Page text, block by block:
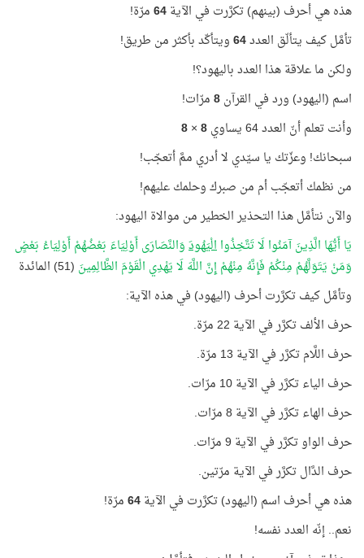
هذه هي أحرف (بينهم) تكرَّرت في الآية64مرّة!
تأمَّل كيف يتألّق العدد64ويتأكّد بأكثر من طريق!
ولكن ما علاقة هذا العدد باليهود؟!
اسم (اليهود) ورد في القرآن8مرّات!
وأنت تعلم أنّ العدد 64 يساوي
8
×
8
سبحانك! وعزّتك يا سيّدي لا أدري ممَّ أتعجّب!
من نظمك أتعجّب أم من صبرك وحلمك عليهم!
والآن نتأمَّل هذا التحذير الخطير من موالاة اليهود:
يَا أَيُّهَا الَّذِينَ آمَنُوا لَا تَتَّخِذُواالْيَهُودَوَالنَّصَارَى أَوْلِيَاءَ بَعْضُهُمْ أَوْلِيَاءُ بَعْضٍ
وَمَنْ يَتَوَلَّهُمْ مِنْكُمْ فَإِنَّهُ مِنْهُمْ إِنَّ اللَّهَ لَا يَهْدِي الْقَوْمَ الظَّالِمِينَ (51) المائدة
وتأمَّل كيف تكرَّرت أحرف (اليهود) في هذه الآية:
حرف الألف تكرَّر في الآية 22 مرّة.
حرف اللَّام تكرَّر في الآية 13 مرّة.
حرف الياء تكرَّر في الآية 10 مرّات.
حرف الهاء تكرَّر في الآية 8 مرّات.
حرف الواو تكرَّر في الآية 9 مرّات.
حرف الدَّال تكرَّر في الآية مرّتين.
هذه هي أحرف اسم (اليهود) تكرَّرت في الآية64مرّة!
نعم.. إنّه العدد نفسه!